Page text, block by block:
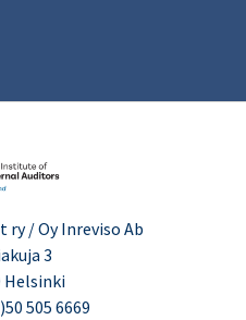
/ Oy Inreviso Ab
3
Helsinki
505 6669